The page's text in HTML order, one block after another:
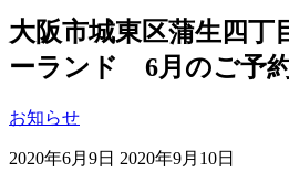
大阪市城東区蒲生四丁
ーランド 6月のご予
お知らせ
2020年6月9日 2020年9月10日